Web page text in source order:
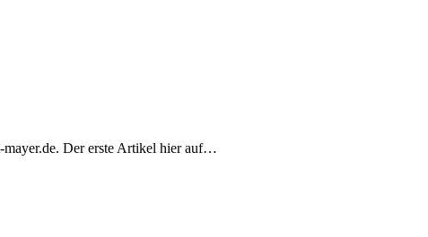
Der erste Artikel hier auf…